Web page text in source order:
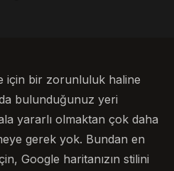
için bir zorunluluk haline
bulunduğunuz yeri
yararlı olmaktan çok daha
gerek yok. Bundan en
Google haritanızın stilini